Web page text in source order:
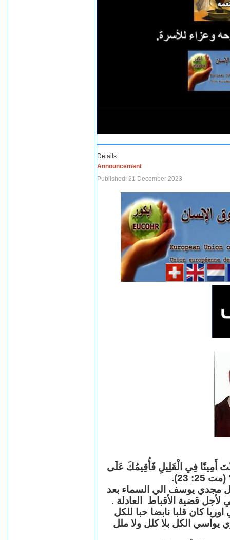
Details
Announcement
Published: 21 December 2023
أَمِينًا فِي الْقَلِيلِ فَأُقِيمُكَ عَلَى
23).
مجدي يوسف الي السماء بعد
قضية الأقباط العادلة .
كان قلبا نابضا حبا للكل
يواسي الكل بلا كلل ولا ملل